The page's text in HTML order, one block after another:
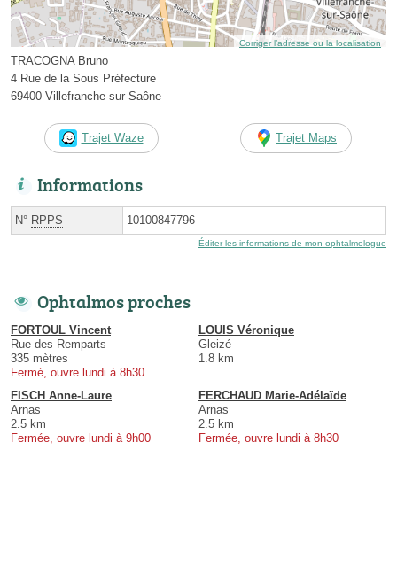
Corriger l’adresse ou la localisation
TRACOGNA Bruno
4 Rue de la Sous Préfecture
69400 Villefranche-sur-Saône
Trajet Waze Trajet Maps
Informations
N° RPPS 10100847796
Éditer les informations de mon ophtalmologue
Ophtalmos proches
FORTOUL Vincent
Rue des Remparts
335 mètres
Fermé, ouvre lundi à 8h30
LOUIS Véronique
Gleizé
1.8 km
FISCH Anne-Laure
Arnas
2.5 km
Fermée, ouvre lundi à 9h00
FERCHAUD Marie-Adélaïde
Arnas
2.5 km
Fermée, ouvre lundi à 8h30